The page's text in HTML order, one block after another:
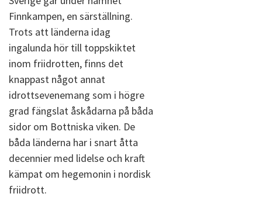
Finnkampen, en särställning.
Trots att länderna idag
ingalunda hör till toppskiktet
inom friidrotten, finns det
knappast något annat
idrottsevenemang som i högre
grad fängslat åskådarna på båda
sidor om Bottniska viken. De
båda länderna har i snart åtta
decennier med lidelse och kraft
kämpat om hegemonin i nordisk
friidrott.